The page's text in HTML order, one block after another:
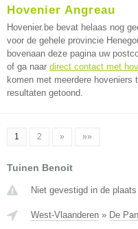
Hovenier Angreau
Hovenier.be bevat helaas nog
voor de gehele provincie
bovenaan deze pagina uw
of ga naar direct contact met
komen met meerdere hoveniers
resultaten getoond.
1 2 » »»
Tuinen Benoit
Niet gevestigd in de
West-Vlaanderen » De